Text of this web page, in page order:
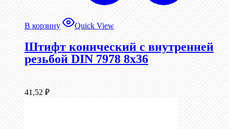
В корзину Quick View
Штифт конический с внутренней
резьбой DIN 7978 8х36
41,52 ₽